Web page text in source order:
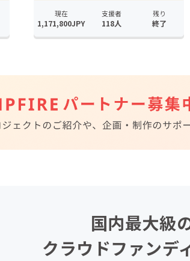
現在
1,171,800JPY
支援者
118人
残り
終了
国内最大級
クラウドファンデ